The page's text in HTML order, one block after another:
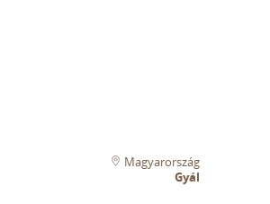
Magyarország
Gyál